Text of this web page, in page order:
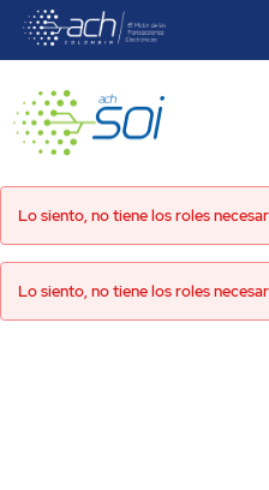
Saltar al contenido principal
SOI
Lo siento, no tiene los roles
Lo siento, no tiene los roles